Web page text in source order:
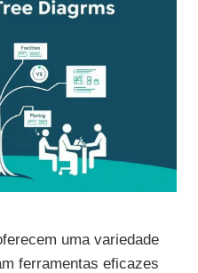
uma variedade
ferramentas eficazes